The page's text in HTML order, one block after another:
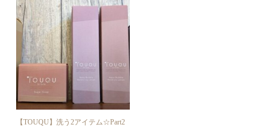
【TOUQU】洗う2アイテム☆Part2